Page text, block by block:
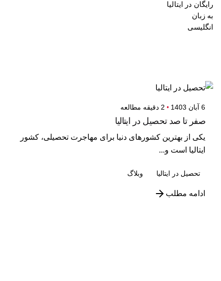
رایگان در ایتالیا
به زبان
انگلیسی
6 آبان 1403 2 دقیقه مطالعه
صفر تا صد تحصیل در ایتالیا
یکی از بهترین کشورهای دنیا برای مهاجرت تحصیلی، کشور
ایتالیا است و...
تحصیل در ایتالیا وبلاگ
ادامه مطلب